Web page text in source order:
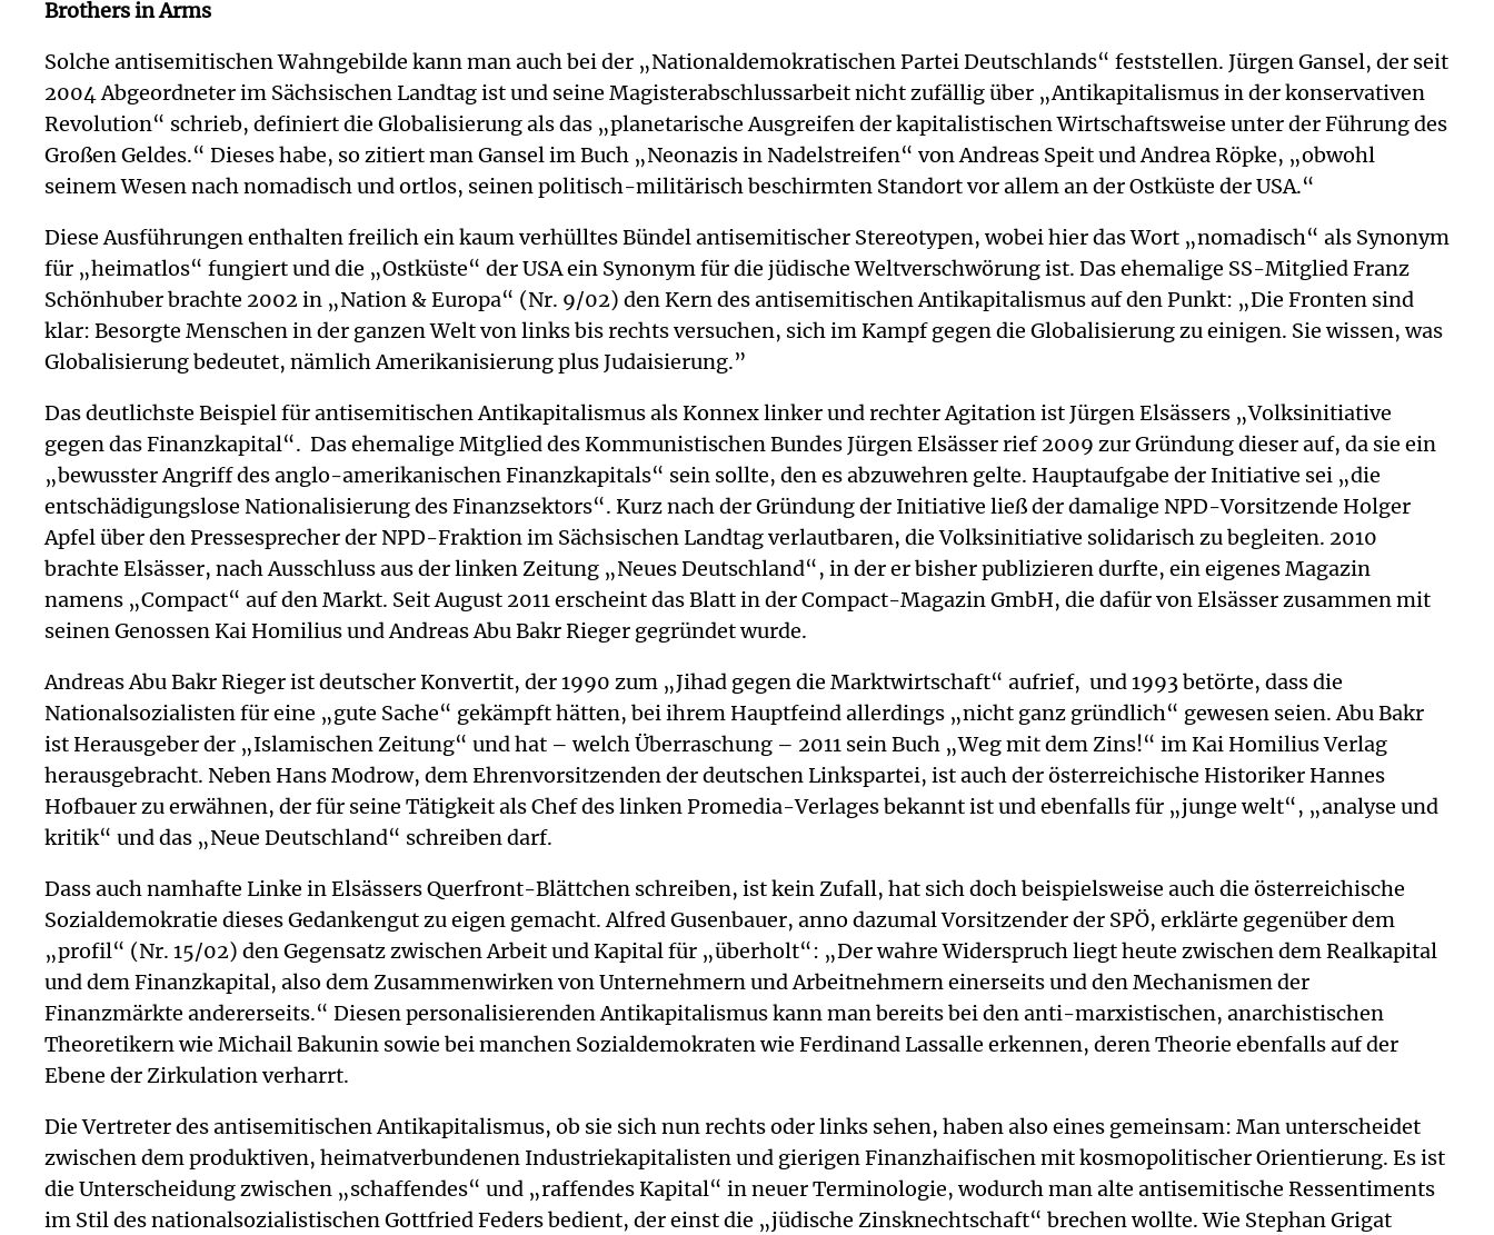
Brothers in Arms
Solche antisemitischen Wahngebilde kann man auch bei der „Nationaldemokratischen Partei Deutschlands“ feststellen. Jürgen Gansel, der seit
2004 Abgeordneter im Sächsischen Landtag ist und seine Magisterabschlussarbeit nicht zufällig über „Antikapitalismus in der konservativen
Revolution“ schrieb, definiert die Globalisierung als das „planetarische Ausgreifen der kapitalistischen Wirtschaftsweise unter der Führung des
Großen Geldes.“ Dieses habe, so zitiert man Gansel im Buch „Neonazis in Nadelstreifen“ von Andreas Speit und Andrea Röpke, „obwohl
seinem Wesen nach nomadisch und ortlos, seinen politisch-militärisch beschirmten Standort vor allem an der Ostküste der USA.“
Diese Ausführungen enthalten freilich ein kaum verhülltes Bündel antisemitischer Stereotypen, wobei hier das Wort „nomadisch“ als Synonym
für „heimatlos“ fungiert und die „Ostküste“ der USA ein Synonym für die jüdische Weltverschwörung ist. Das ehemalige SS-Mitglied Franz
Schönhuber brachte 2002 in „Nation & Europa“ (Nr. 9/02) den Kern des antisemitischen Antikapitalismus auf den Punkt: „Die Fronten sind
klar: Besorgte Menschen in der ganzen Welt von links bis rechts versuchen, sich im Kampf gegen die Globalisierung zu einigen. Sie wissen, was
Globalisierung bedeutet, nämlich Amerikanisierung plus Judaisierung.”
Das deutlichste Beispiel für antisemitischen Antikapitalismus als Konnex linker und rechter Agitation ist Jürgen Elsässers „Volksinitiative
gegen das Finanzkapital“. Das ehemalige Mitglied des Kommunistischen Bundes Jürgen Elsässer rief 2009 zur Gründung dieser auf, da sie ein
„bewusster Angriff des anglo-amerikanischen Finanzkapitals“ sein sollte, den es abzuwehren gelte. Hauptaufgabe der Initiative sei „die
entschädigungslose Nationalisierung des Finanzsektors“. Kurz nach der Gründung der Initiative ließ der damalige NPD-Vorsitzende Holger
Apfel über den Pressesprecher der NPD-Fraktion im Sächsischen Landtag verlautbaren, die Volksinitiative solidarisch zu begleiten. 2010
brachte Elsässer, nach Ausschluss aus der linken Zeitung „Neues Deutschland“, in der er bisher publizieren durfte, ein eigenes Magazin
namens „Compact“ auf den Markt. Seit August 2011 erscheint das Blatt in der Compact-Magazin GmbH, die dafür von Elsässer zusammen mit
seinen Genossen Kai Homilius und Andreas Abu Bakr Rieger gegründet wurde.
Andreas Abu Bakr Rieger ist deutscher Konvertit, der 1990 zum „Jihad gegen die Marktwirtschaft“ aufrief, und 1993 betörte, dass die
Nationalsozialisten für eine „gute Sache“ gekämpft hätten, bei ihrem Hauptfeind allerdings „nicht ganz gründlich“ gewesen seien. Abu Bakr
ist Herausgeber der „Islamischen Zeitung“ und hat – welch Überraschung – 2011 sein Buch „Weg mit dem Zins!“ im Kai Homilius Verlag
herausgebracht. Neben Hans Modrow, dem Ehrenvorsitzenden der deutschen Linkspartei, ist auch der österreichische Historiker Hannes
Hofbauer zu erwähnen, der für seine Tätigkeit als Chef des linken Promedia-Verlages bekannt ist und ebenfalls für „junge welt“, „analyse und
kritik“ und das „Neue Deutschland“ schreiben darf.
Dass auch namhafte Linke in Elsässers Querfront-Blättchen schreiben, ist kein Zufall, hat sich doch beispielsweise auch die österreichische
Sozialdemokratie dieses Gedankengut zu eigen gemacht. Alfred Gusenbauer, anno dazumal Vorsitzender der SPÖ, erklärte gegenüber dem
„profil“ (Nr. 15/02) den Gegensatz zwischen Arbeit und Kapital für „überholt“: „Der wahre Widerspruch liegt heute zwischen dem Realkapital
und dem Finanzkapital, also dem Zusammenwirken von Unternehmern und Arbeitnehmern einerseits und den Mechanismen der
Finanzmärkte andererseits.“ Diesen personalisierenden Antikapitalismus kann man bereits bei den anti-marxistischen, anarchistischen
Theoretikern wie Michail Bakunin sowie bei manchen Sozialdemokraten wie Ferdinand Lassalle erkennen, deren Theorie ebenfalls auf der
Ebene der Zirkulation verharrt.
Die Vertreter des antisemitischen Antikapitalismus, ob sie sich nun rechts oder links sehen, haben also eines gemeinsam: Man unterscheidet
zwischen dem produktiven, heimatverbundenen Industriekapitalisten und gierigen Finanzhaifischen mit kosmopolitischer Orientierung. Es ist
die Unterscheidung zwischen „schaffendes“ und „raffendes Kapital“ in neuer Terminologie, wodurch man alte antisemitische Ressentiments
im Stil des nationalsozialistischen Gottfried Feders bedient, der einst die „jüdische Zinsknechtschaft“ brechen wollte. Wie Stephan Grigat